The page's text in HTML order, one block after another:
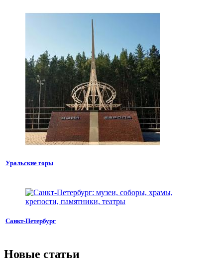
Уральские горы
Санкт-Петербург
Новые статьи